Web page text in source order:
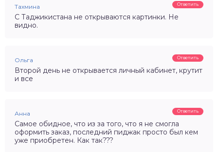
Тахмина Ответить
С Таджикистана не открываются картинки. Не
видно.
Ольга Ответить
Второй день не открывается личный кабинет, крутит
и все
Анна Ответить
Самое обидное, что из за того, что я не смогла
оформить заказ, последний пиджак просто был кем
уже приобретен. Как так???